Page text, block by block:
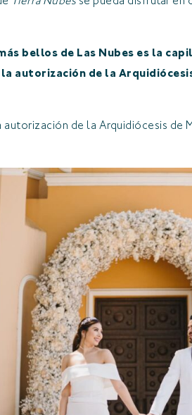
bellos de Las Nubes es la
la autorización de la
autorización de la Arquidiócesis de